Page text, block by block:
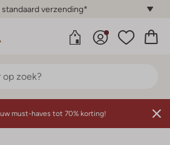
standaard verzending*
must-haves tot 70% korting!